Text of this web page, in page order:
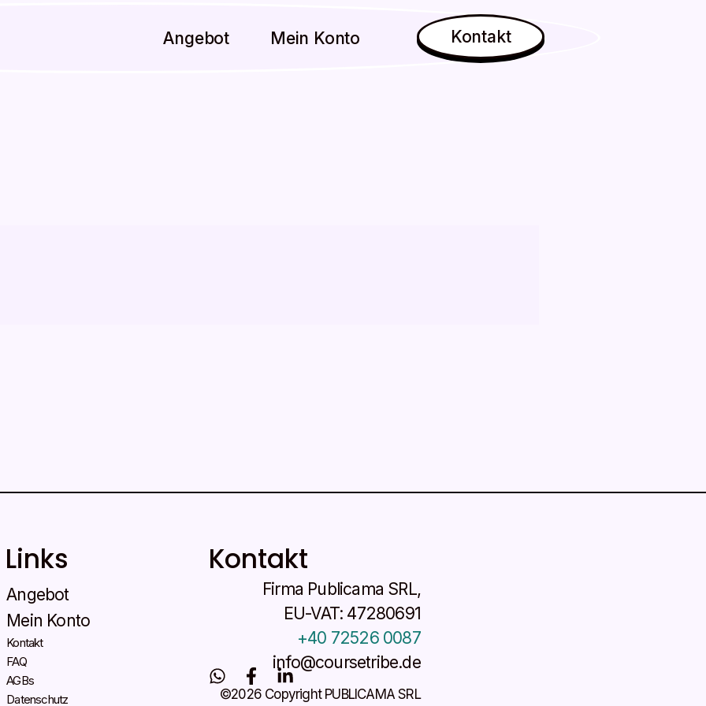
Angebot Mein Konto Kontakt
Links
Angebot
Mein Konto
Kontakt
FAQ
AGBs
Datenschutz
Kontakt
Firma Publicama SRL,
EU-VAT: 47280691
+40 72526 0087
info@coursetribe.de
W
h
F
a
L
i
©2026 Copyright PUBLICAMA SRL